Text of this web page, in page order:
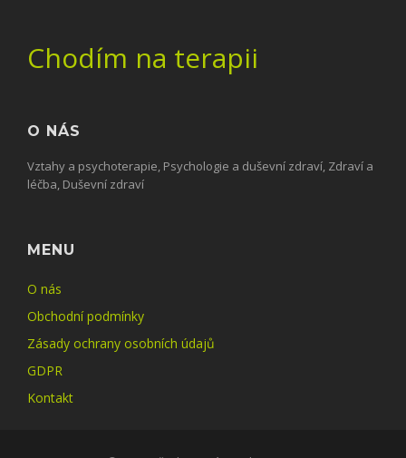
Chodím na terapii
O NÁS
Vztahy a psychoterapie, Psychologie a duševní zdraví, Zdraví a
léčba, Duševní zdraví
MENU
O nás
Obchodní podmínky
Zásady ochrany osobních údajů
GDPR
Kontakt